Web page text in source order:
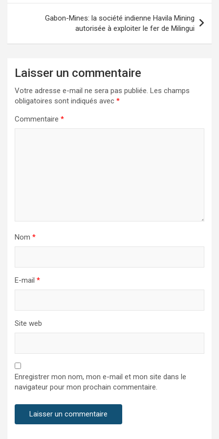
Gabon-Mines: la société indienne Havila Mining
autorisée à exploiter le fer de Milingui
Laisser un commentaire
Votre adresse e-mail ne sera pas publiée. Les champs
obligatoires sont indiqués avec *
Commentaire *
Nom *
E-mail *
Site web
Enregistrer mon nom, mon e-mail et mon site dans le
navigateur pour mon prochain commentaire.